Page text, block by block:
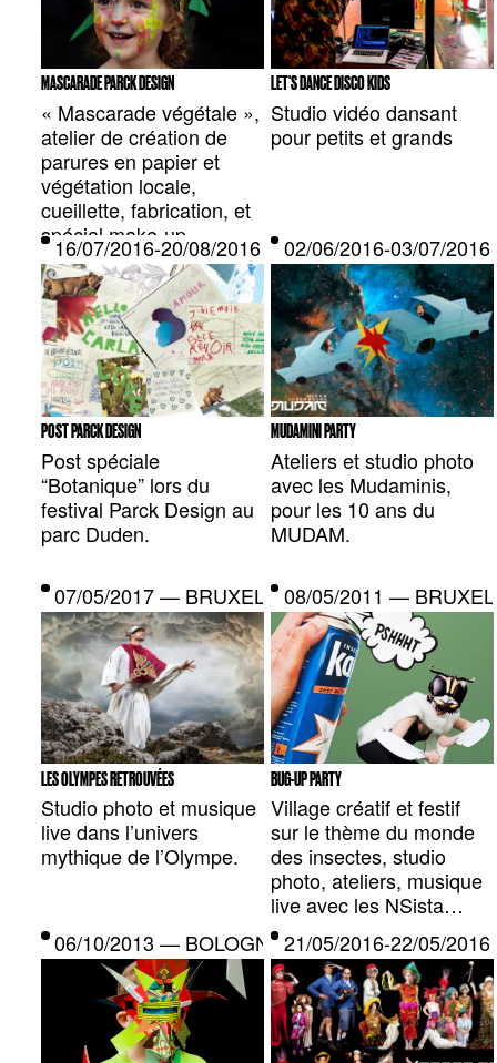
MASCARADE PARCK DESIGN
« Mascarade végétale »,
atelier de création de
parures en papier et
végétation locale,
cueillette, fabrication, et
spécial make-up.
LET'S DANCE DISCO KIDS
Studio vidéo dansant
pour petits et grands
16/07/2016-20/08/2016 — BRUXELLES, BE
POST PARCK DESIGN
Post spéciale
“Botanique” lors du
festival Parck Design au
parc Duden.
02/06/2016-03/07/
MUDAMINI PARTY
Ateliers et studio photo
avec les Mudaminis,
pour les 10 ans du
MUDAM.
07/05/2017 — BRUXELLES, BE
LES OLYMPES RETROUVÉES
Studio photo et musique
live dans l’univers
mythique de l’Olympe.
08/05/2011 —
BUG-UP PARTY
Village créatif et festif
sur le thème du monde
des insectes, studio
photo, ateliers, musique
live avec les NSista…
06/10/2013 — BOLOGNE, IT21/05/2016-22/05/